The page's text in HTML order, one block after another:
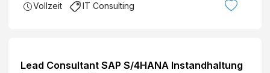
sis AT
any
Vollzeit IT Consulting
Lead Consultant SAP S/4HANA Instandhaltung